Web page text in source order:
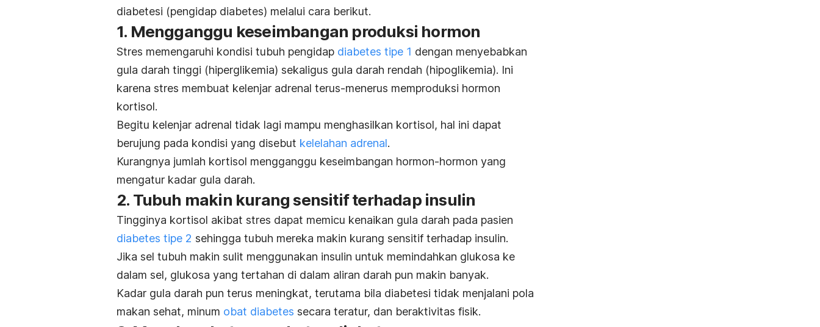
diabetesi (pengidap diabetes) melalui cara berikut.
1. Mengganggu keseimbangan produksi hormon
Stres memengaruhi kondisi tubuh pengidap diabetes tipe 1 dengan menyebabkan
gula darah tinggi (hiperglikemia) sekaligus gula darah rendah (hipoglikemia). Ini
karena stres membuat kelenjar adrenal terus-menerus memproduksi hormon
kortisol.
Begitu kelenjar adrenal tidak lagi mampu menghasilkan kortisol, hal ini dapat
berujung pada kondisi yang disebut kelelahan adrenal.
Kurangnya jumlah kortisol mengganggu keseimbangan hormon-hormon yang
mengatur kadar gula darah.
2. Tubuh makin kurang sensitif terhadap insulin
Tingginya kortisol akibat stres dapat memicu kenaikan gula darah pada pasien
diabetes tipe 2 sehingga tubuh mereka makin kurang sensitif terhadap insulin.
Jika sel tubuh makin sulit menggunakan insulin untuk memindahkan glukosa ke
dalam sel, glukosa yang tertahan di dalam aliran darah pun makin banyak.
Kadar gula darah pun terus meningkat, terutama bila diabetesi tidak menjalani pola
makan sehat, minum obat diabetes secara teratur, dan beraktivitas fisik.